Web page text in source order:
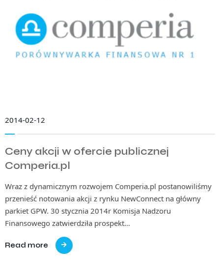
2014-02-12
Ceny akcji w ofercie publicznej
Comperia.pl
Wraz z dynamicznym rozwojem Comperia.pl postanowiliśmy
przenieść notowania akcji z rynku NewConnect na główny
parkiet GPW. 30 stycznia 2014r Komisja Nadzoru
Finansowego zatwierdziła prospekt…
Read more